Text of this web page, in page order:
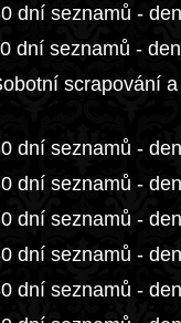
dní seznamů -
dní seznamů -
scrapování
dní seznamů -
dní seznamů -
dní seznamů -
dní seznamů -
dní seznamů -